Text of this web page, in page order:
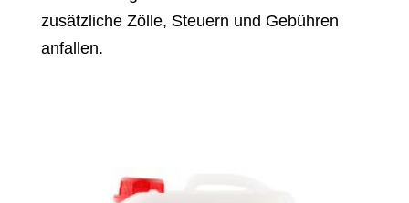
zusätzliche Zölle, Steuern und Gebühren
anfallen.